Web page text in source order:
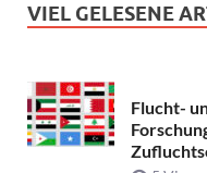
VIEL GELESENE
Flucht-